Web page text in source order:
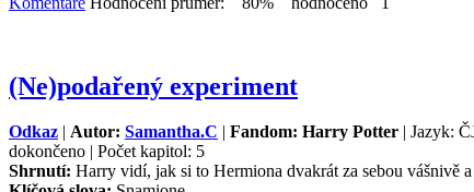
(Ne)podařený experiment
Odkaz | Autor: Samantha.C | Fandom: Harry Potter | Jazyk:
dokončeno | Počet kapitol: 5
Shrnutí: Harry vidí, jak si to Hermiona dvakrát za sebou vášnivě